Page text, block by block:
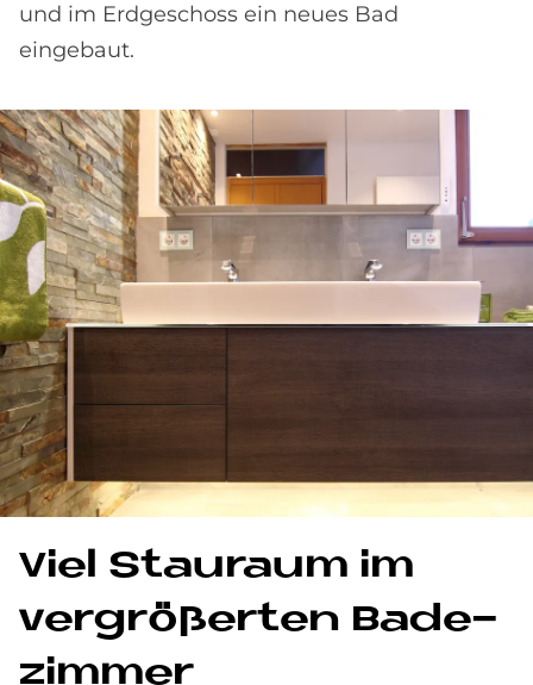
und im Erdgeschoss ein neues Bad
eingebaut.
Viel Stau­raum im
ver­grö­ßer­ten Ba­de­
zim­mer